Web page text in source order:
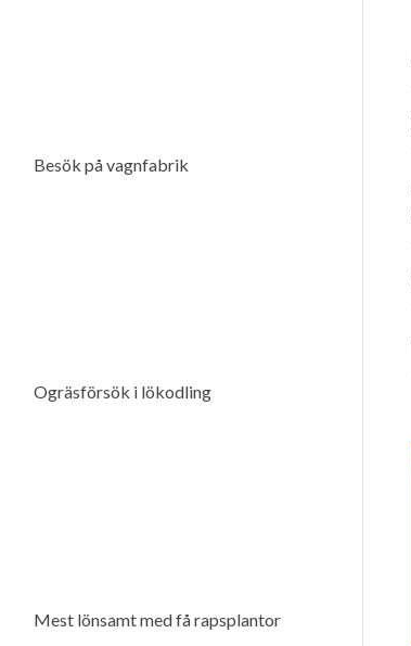
Besök på vagnfabrik
Ogräsförsök i lökodling
Mest lönsamt med få rapsplantor